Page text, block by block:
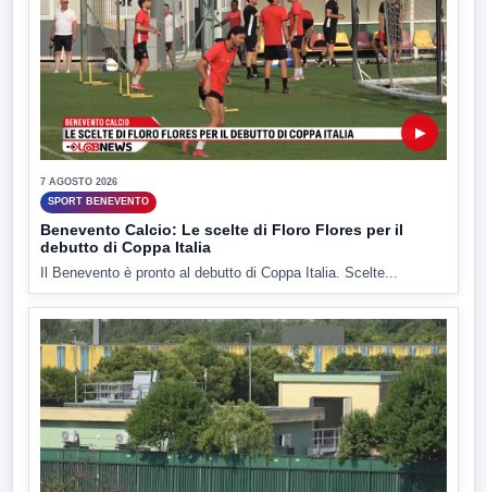
▶
7 AGOSTO 2026
SPORT BENEVENTO
Benevento Calcio: Le scelte di Floro Flores per il
debutto di Coppa Italia
Il Benevento è pronto al debutto di Coppa Italia. Scelte...